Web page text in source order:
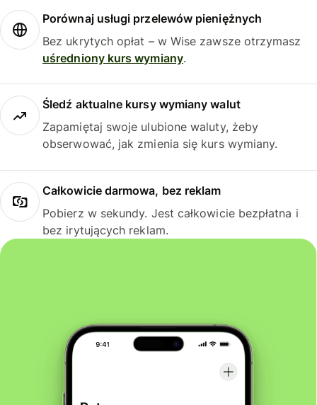
Porównaj usługi przelewów pieniężnych
Bez ukrytych opłat – w Wise zawsze otrzymasz
uśredniony kurs wymiany.
Śledź aktualne kursy wymiany walut
Zapamiętaj swoje ulubione waluty, żeby
obserwować, jak zmienia się kurs wymiany.
Całkowicie darmowa, bez reklam
Pobierz w sekundy. Jest całkowicie bezpłatna i
bez irytujących reklam.